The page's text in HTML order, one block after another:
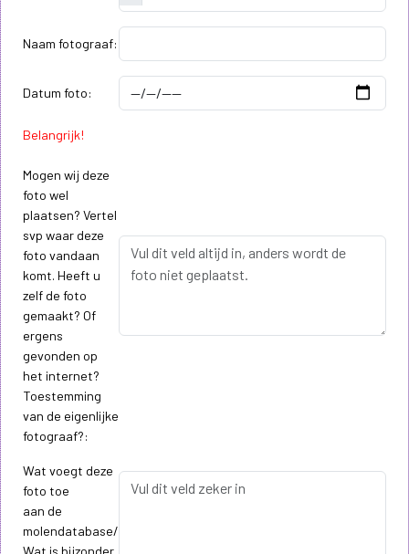
Naam fotograaf:
Datum foto:
Belangrijk!
Mogen wij deze
foto wel
plaatsen? Vertel
svp waar deze
foto vandaan
komt. Heeft u
zelf de foto
gemaakt? Of
ergens
gevonden op
het internet?
Toestemming
van de eigenlijke
fotograaf?:
Wat voegt deze
foto toe
aan de
molendatabase/
Wat is bijzonder